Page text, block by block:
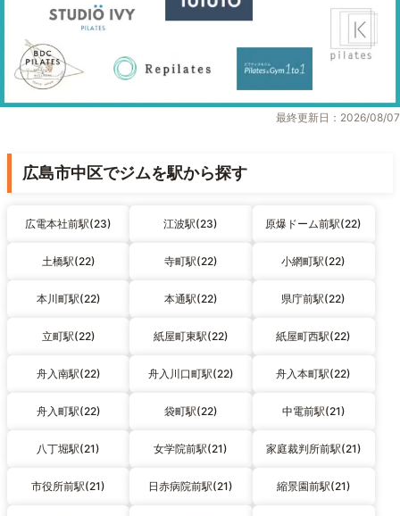
最終更新日：2026/08/07
広島市中区でジムを駅から探す
広電本社前駅(23) 江波駅(23) 原爆ドーム前駅(22)
土橋駅(22) 寺町駅(22) 小網町駅(22)
本川町駅(22) 本通駅(22) 県庁前駅(22)
立町駅(22) 紙屋町東駅(22) 紙屋町西駅(22)
舟入南駅(22) 舟入川口町駅(22) 舟入本町駅(22)
舟入町駅(22) 袋町駅(22) 中電前駅(21)
八丁堀駅(21) 女学院前駅(21) 家庭裁判所前駅(21)
市役所前駅(21) 日赤病院前駅(21) 縮景園前駅(21)